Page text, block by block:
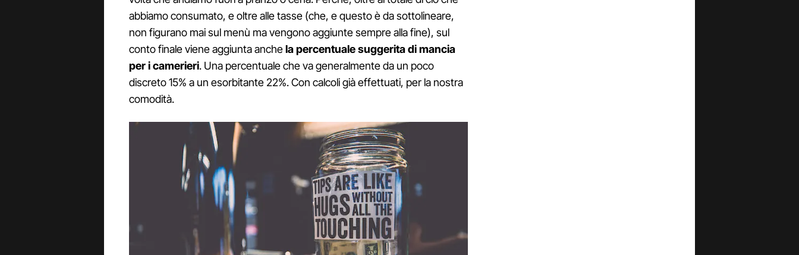
abbiamo consumato, e oltre alle tasse (che, e questo è da sottolineare,
non figurano mai sul menù ma vengono aggiunte sempre alla fine), sul
conto finale viene aggiunta anchela percentuale suggerita di mancia
per i camerieri. Una percentuale che va generalmente da un poco
discreto 15% a un esorbitante 22%. Con calcoli già effettuati, per la nostra
comodità.